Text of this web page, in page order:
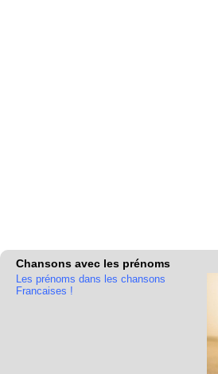
Chansons avec les prénoms
Les prénoms dans les chansons
Francaises !